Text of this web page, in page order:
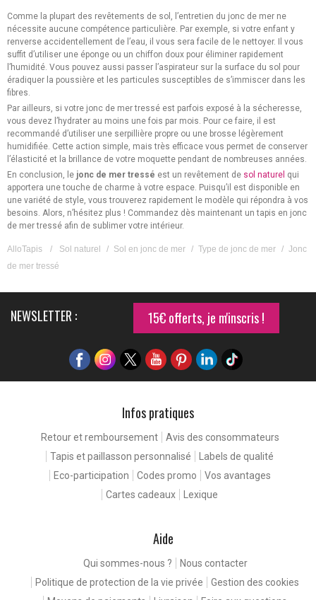
Comme la plupart des revêtements de sol, l’entretien du jonc de mer ne
nécessite aucune compétence particulière. Par exemple, si votre enfant y
renverse accidentellement de l’eau, il vous sera facile de le nettoyer. Il vous
suffit d’utiliser une éponge ou un chiffon doux pour éliminer rapidement
l’humidité. Vous pouvez aussi passer l’aspirateur sur la surface du sol pour
éradiquer la poussière et les particules susceptibles de s’immiscer dans les
fibres.
Par ailleurs, si votre jonc de mer tressé est parfois exposé à la sécheresse,
vous devez l’hydrater au moins une fois par mois. Pour ce faire, il est
recommandé d’utiliser une serpillière propre ou une brosse légèrement
humidifiée. Cette action simple, mais très efficace vous permet de conserver
l’élasticité et la brillance de votre moquette pendant de nombreuses années.
En conclusion, le jonc de mer tressé est un revêtement de sol naturel qui
apportera une touche de charme à votre espace. Puisqu’il est disponible en
une variété de style, vous trouverez rapidement le modèle qui répondra à vos
besoins. Alors, n’hésitez plus ! Commandez dès maintenant un tapis en jonc
de mer tressé afin de sublimer votre intérieur.
AlloTapis / Sol naturel / Sol en jonc de mer / Type de jonc de mer / Jonc
de mer tressé
NEWSLETTER : 15€ offerts, je m'inscris !
Infos pratiques
Retour et remboursement
Avis des consommateurs
Tapis et paillasson personnalisé
Labels de qualité
Eco-participation
Codes promo
Vos avantages
Cartes cadeaux
Lexique
Aide
Qui sommes-nous ?
Nous contacter
Politique de protection de la vie privée
Gestion des cookies